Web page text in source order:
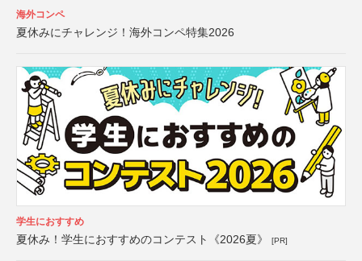
海外コンペ
夏休みにチャレンジ！海外コンペ特集2026
学生におすすめ
夏休み！学生におすすめのコンテスト《2026夏》 [PR]